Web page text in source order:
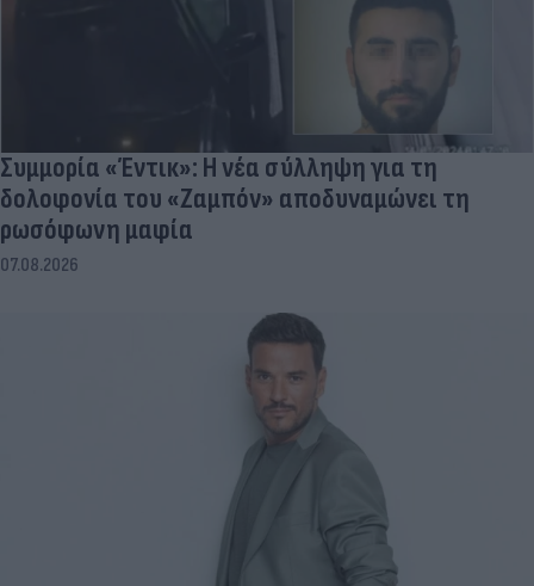
Συμμορία «Έντικ»: Η νέα σύλληψη για τη
δολοφονία του «Ζαμπόν» αποδυναμώνει τη
ρωσόφωνη μαφία
07.08.2026